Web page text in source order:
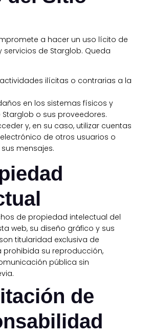
a hacer un uso lícito de
servicios de Starglob. Queda
ilícitas o contrarias a la
en los sistemas físicos y
o sus proveedores.
y, en su caso, utilizar cuentas
de otros usuarios o
mensajes.
de propiedad intelectual del
web, su diseño gráfico y sus
titularidad exclusiva de
prohibida su reproducción,
pública sin
de